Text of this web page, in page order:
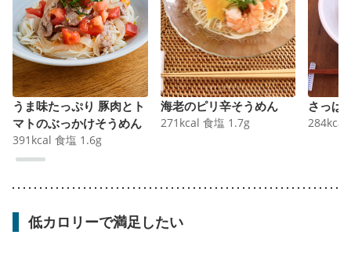
うま味たっぷり 豚肉とト
マトのぶっかけそうめん
391 kcal 食塩 1.6g
海老のピリ辛そうめん
271 kcal 食塩 1.7g
さっぱ
284kcal
低カロリーで満足したい